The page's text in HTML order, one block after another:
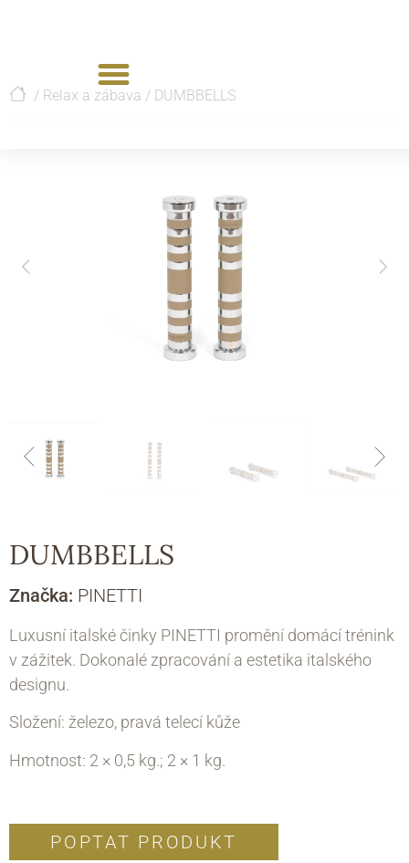
/ Relax a zábava / DUMBBELLS
DUMBBELLS
Značka: PINETTI
Luxusní italské činky PINETTI promění domácí trénink
v zážitek. Dokonalé zpracování a estetika italského
designu.
Složení: železo, pravá telecí kůže
Hmotnost: 2 × 0,5 kg.; 2 × 1 kg.
POPTAT PRODUKT